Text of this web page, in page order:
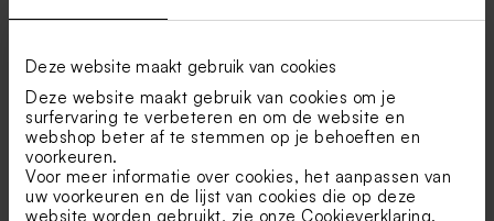
Deze website maakt gebruik van cookies
Deze website maakt gebruik van cookies om je
surfervaring te verbeteren en om de website en
webshop beter af te stemmen op je behoeften en
voorkeuren.
Voor meer informatie over cookies, het aanpassen van
uw voorkeuren en de lijst van cookies die op deze
website worden gebruikt, zie onze Cookieverklaring.
Biologische
bloembommetjes in
gepersonaliseerde wikkel
met bloemetjes (25 stuks)
Kubusdoosje met bloemetjes
emojis en foto
Menukaart met meisje op
schommel
Enkele menukaart met foto
en madeliefjes